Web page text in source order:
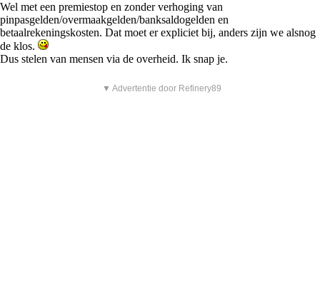
Wel met een premiestop en zonder verhoging van
pinpasgelden/overmaakgelden/banksaldogelden en
betaalrekeningskosten. Dat moet er expliciet bij, anders zijn we alsnog
de klos.
Dus stelen van mensen via de overheid. Ik snap je.
▼ Advertentie door Refinery89